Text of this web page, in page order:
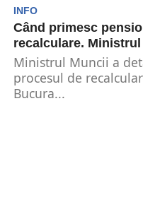
INFO
Când primesc
recalculare.
Ministrul Muncii a
procesul de
Bucura...